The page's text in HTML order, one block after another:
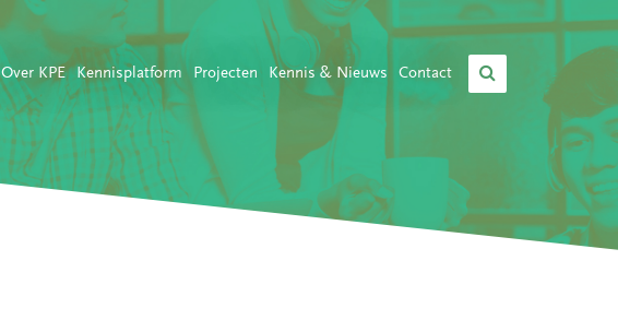
Over KPE Kennisplatform Projecten Kennis & Nieuws Contact